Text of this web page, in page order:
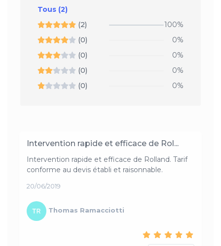
Tous (2)
(2)
100%
(0)
0%
(0)
0%
(0)
0%
(0)
0%
Intervention rapide et efficace de Rol...
Intervention rapide et efficace de Rolland. Tarif
conforme au devis établi et raisonnable.
20/06/2019
Thomas Ramacciotti